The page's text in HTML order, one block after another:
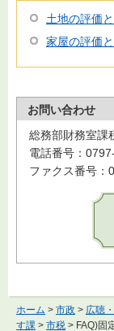
土地の評価
家屋の評価
お問い合わせ
総務部財務室課
電話番号：
ファクス番号：
ホーム > 市政 > 広聴
す課 > 市税 > FAQ)固